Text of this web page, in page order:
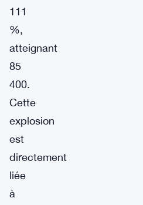
111
%,
atteignant
85
400.
Cette
explosion
est
directement
liée
à